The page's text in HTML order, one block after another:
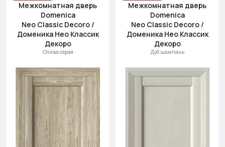
Межкомнатная дверь
Domenica
Neo Classic Decoro /
Доменика Нео Классик
Декоро
Олива серая
Межкомнатная дверь
Domenica
Neo Classic Decoro /
Доменика Нео Классик
Декоро
Дуб шампань